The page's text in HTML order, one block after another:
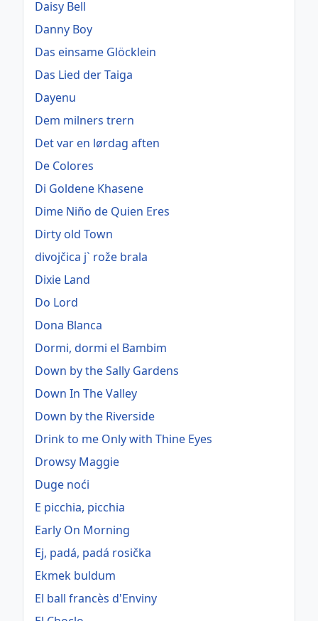
Daisy Bell
Danny Boy
Das einsame Glöcklein
Das Lied der Taiga
Dayenu
Dem milners trern
Det var en lørdag aften
De Colores
Di Goldene Khasene
Dime Niño de Quien Eres
Dirty old Town
divojčica j` rože brala
Dixie Land
Do Lord
Dona Blanca
Dormi, dormi el Bambim
Down by the Sally Gardens
Down In The Valley
Down by the Riverside
Drink to me Only with Thine Eyes
Drowsy Maggie
Duge noći
E picchia, picchia
Early On Morning
Ej, padá, padá rosička
Ekmek buldum
El ball francès d'Enviny